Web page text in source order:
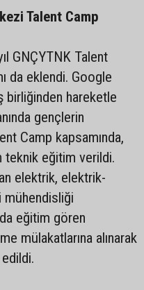
Talent Camp
GNÇYTNK Talent
da eklendi. Google
hareketle
gençlerin
Camp kapsamında,
teknik eğitim verildi.
elektrik, elektrik-
mühendisliği
eğitim gören
mülakatlarına alınarak